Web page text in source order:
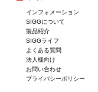
インフォメーション
SIGGについて
製品紹介
SIGGライフ
よくある質問
法人様向け
お問い合わせ
プライバシーポリシー